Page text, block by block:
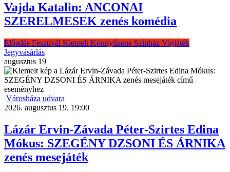
Vajda Katalin: ANCONAI
SZERELMESEK zenés komédia
Előadás Fesztivál Kiemelt Könnyűzene Színház Vígjáték
Jegyvásárlás
augusztus 19
Városháza udvara
2026. augusztus 19. 19:00
Lázár Ervin-Závada Péter-Szirtes Edina
Mókus: SZEGÉNY DZSONI ÉS ÁRNIKA
zenés mesejáték